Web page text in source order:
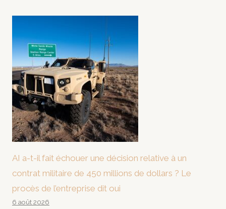
AI a-t-il fait échouer une décision relative à un
contrat militaire de 450 millions de dollars ? Le
procès de l’entreprise dit oui
6 août 2026